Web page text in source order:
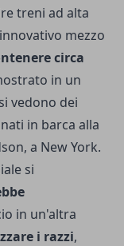
treni ad alta
mezzo
circa
in un
vedono dei
in barca alla
a New York.
si
in un'altra
i razzi,